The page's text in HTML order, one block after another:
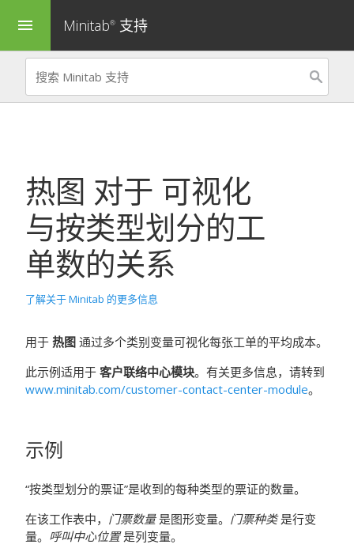
menu Minitab® 支持
热图 对于 可视化
与按类型划分的工
单数的关系
了解关于 Minitab 的更多信息
用于 热图 通过多个类别变量可视化每张工单的平均成本。
此示例适用于 客户联络中心模块。有关更多信息，请转到
www.minitab.com/customer-contact-center-module。
示例
“按类型划分的票证”是收到的每种类型的票证的数量。
在该工作表中， 门票数量是图形变量。 门票种类是行变
量。 呼叫中心位置是列变量。